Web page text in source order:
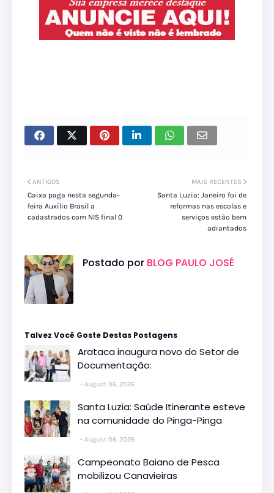
MAIS RECENTES
Santa Luzia: Janeiro foi de
reformas nas escolas e
serviços estão bem
adiantados
ANTIGOS
Caixa paga nesta segunda-
feira Auxílio Brasil a
cadastrados com NIS final 0
Postado por BLOG PAULO JOSÉ
Talvez Você Goste Destas Postagens
Arataca inaugura novo do Setor de
Documentação:
August 06, 2026
Santa Luzia: Saúde Itinerante esteve
na comunidade do Pinga-Pinga
August 06, 2026
Campeonato Baiano de Pesca
mobilizou Canavieiras